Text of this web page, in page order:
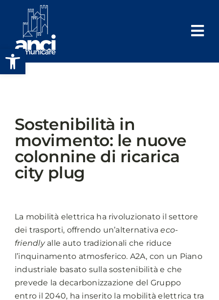
Apri la barra degli strumenti
contenuto
Sostenibilità in
movimento: le nuove
colonnine di ricarica
city plug
La mobilità elettrica ha rivoluzionato il settore
dei trasporti, offrendo un’alternativaeco-
friendlyalle auto tradizionali che riduce
l’inquinamento atmosferico. A2A, con un Piano
industriale basato sulla sostenibilità e che
prevede la decarbonizzazione del Gruppo
entro il 2040, ha inserito la mobilità elettrica tra